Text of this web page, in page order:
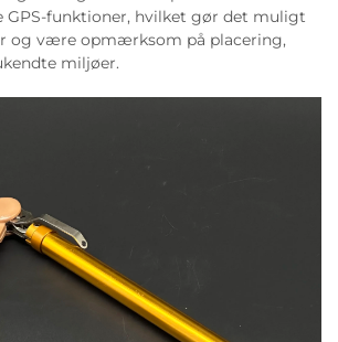
GPS-funktioner, hvilket gør det muligt
og være opmærksom på placering,
miljøer.